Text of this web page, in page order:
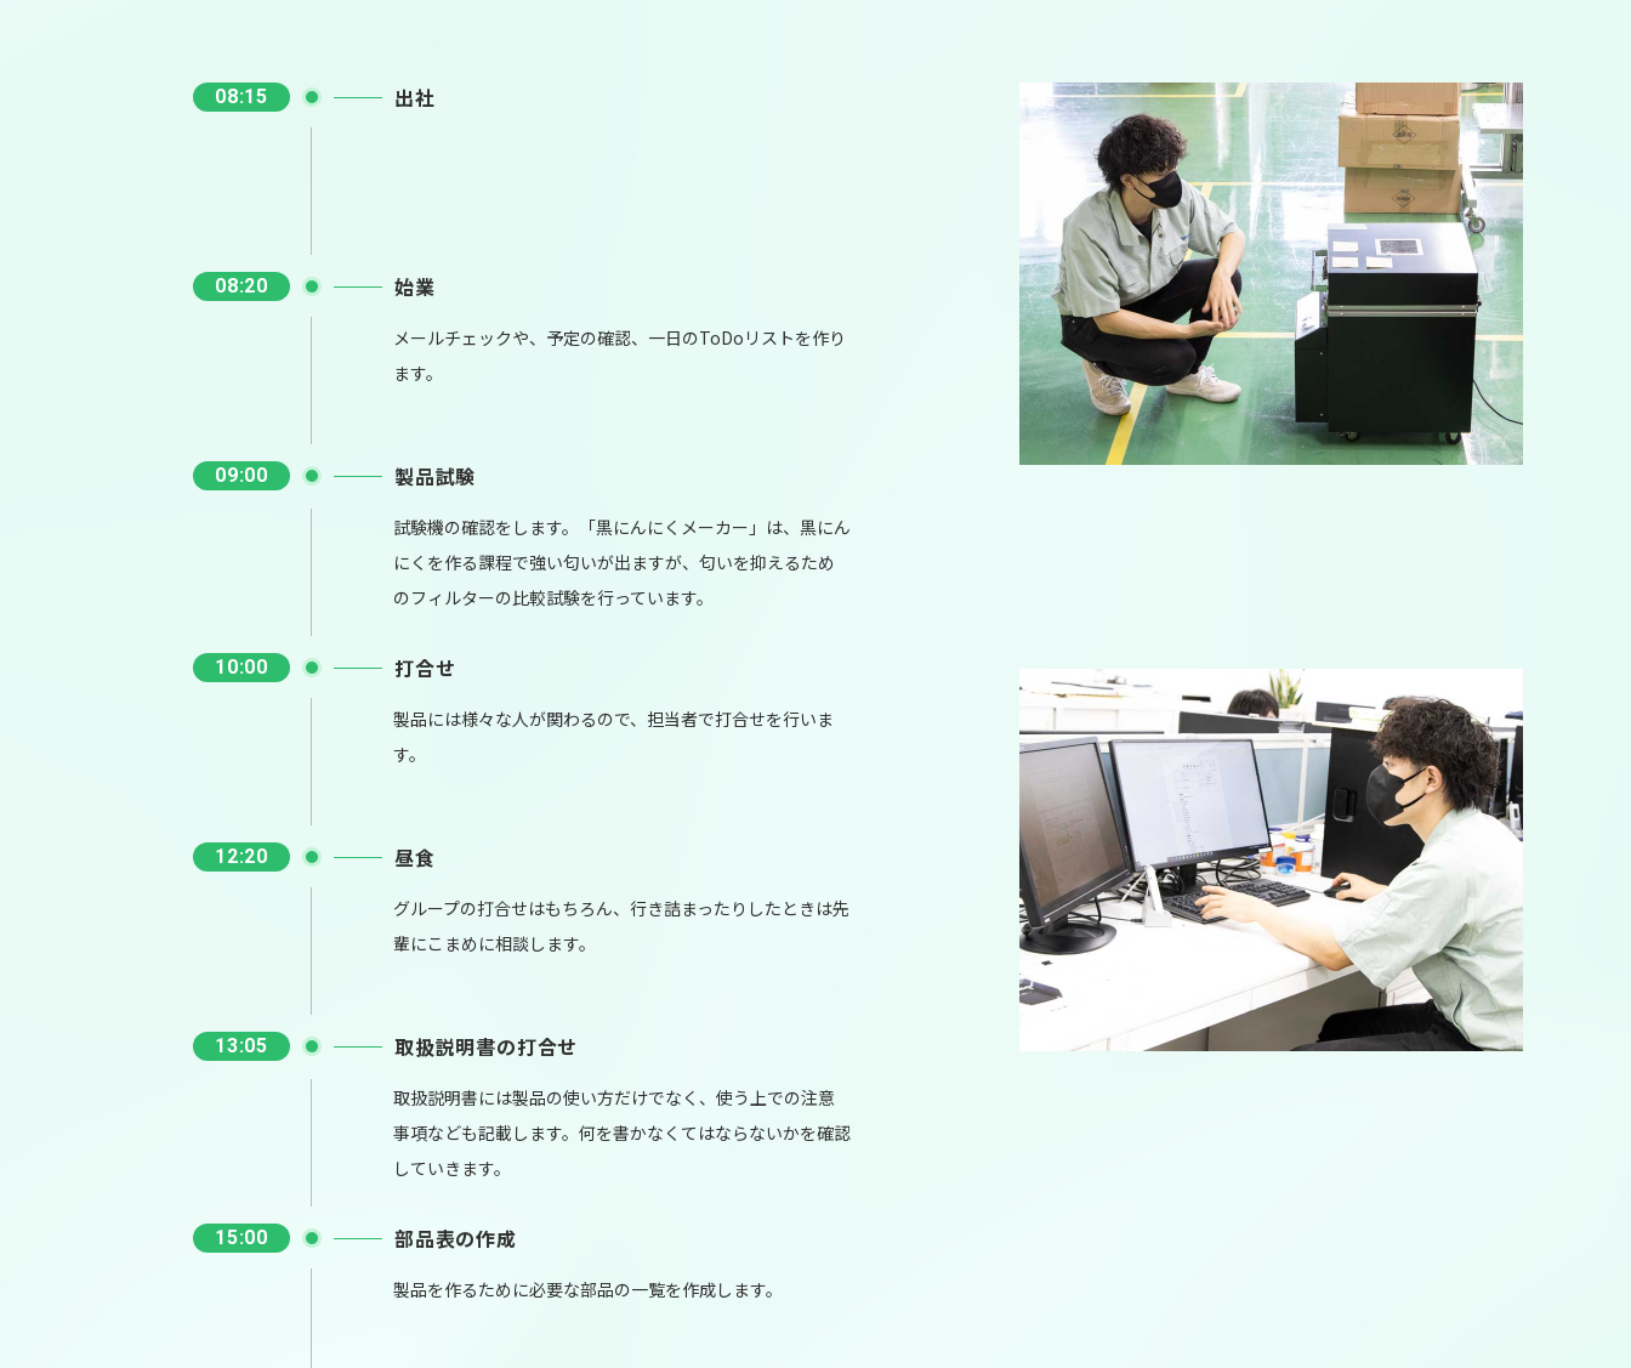
08:15 出社
08:20 始業
メールチェックや、予定の確認、一日のToDoリストを作り
ます。
09:00 製品試験
試験機の確認をします。「黒にんにくメーカー」は、黒にん
にくを作る課程で強い匂いが出ますが、匂いを抑えるため
のフィルターの比較試験を行っています。
10:00 打合せ
製品には様々な人が関わるので、担当者で打合せを行いま
す。
12:20 昼食
グループの打合せはもちろん、行き詰まったりしたときは先
輩にこまめに相談します。
13:05 取扱説明書の打合せ
取扱説明書には製品の使い方だけでなく、使う上での注意
事項なども記載します。何を書かなくてはならないかを確認
していきます。
15:00 部品表の作成
製品を作るために必要な部品の一覧を作成します。